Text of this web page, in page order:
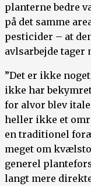
planterne bedre
på det samme
pesticider – at
avlsarbejde tager
”Det er ikke
ikke har
for alvor blev
heller ikke et
en traditionel
meget om
generel
langt mere